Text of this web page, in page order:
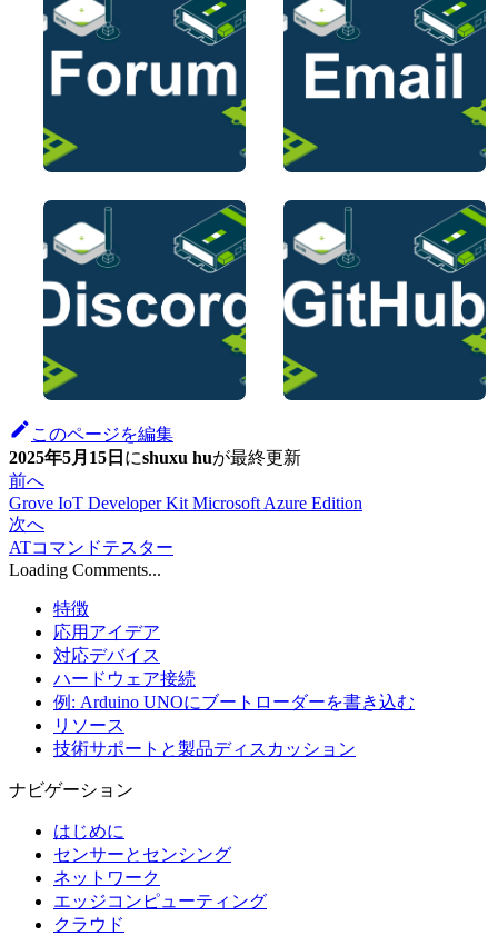
このページを編集
2025年5月15日 にshuxu huが最終更新
前へ
Grove IoT Developer Kit Microsoft Azure Edition
次へ
ATコマンドテスター
Loading Comments...
特徴
応用アイデア
対応デバイス
ハードウェア接続
例: Arduino UNOにブートローダーを書き込む
リソース
技術サポートと製品ディスカッション
ナビゲーション
はじめに
センサーとセンシング
ネットワーク
エッジコンピューティング
クラウド